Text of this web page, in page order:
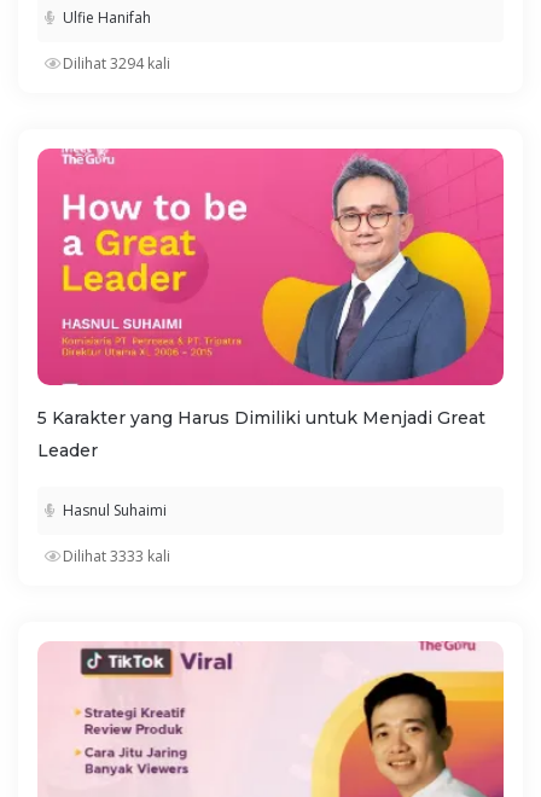
Ulfie Hanifah
Dilihat 3294 kali
5 Karakter yang Harus Dimiliki untuk Menjadi Great
Leader
Hasnul Suhaimi
Dilihat 3333 kali